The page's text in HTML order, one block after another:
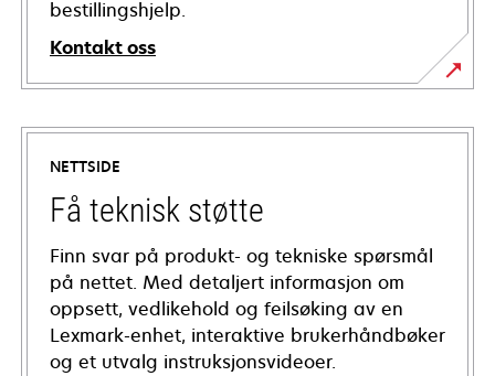
bestillingshjelp.
Kontakt oss
NETTSIDE
Få teknisk støtte
Finn svar på produkt- og tekniske spørsmål
på nettet. Med detaljert informasjon om
oppsett, vedlikehold og feilsøking av en
Lexmark-enhet, interaktive brukerhåndbøker
og et utvalg instruksjonsvideoer.